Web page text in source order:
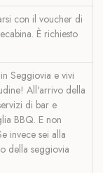
con il voucher di
È richiesto
Seggiovia e vivi
All'arrivo della
di bar e
BBQ. E non
invece sei alla
della seggiovia